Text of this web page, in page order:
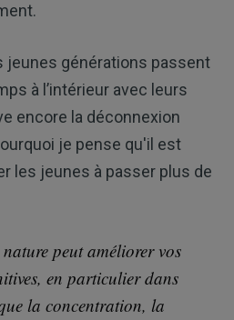
jeunes générations passent
à l’intérieur avec leurs
encore la déconnexion
je pense qu'il est
les jeunes à passer plus de
peut améliorer vos
en particulier dans
la concentration, la